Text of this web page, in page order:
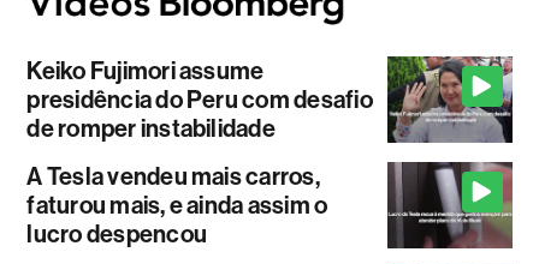
Keiko Fujimori assume
presidência do Peru com desafio
de romper instabilidade
A Tesla vendeu mais carros,
faturou mais, e ainda assim o
lucro despencou